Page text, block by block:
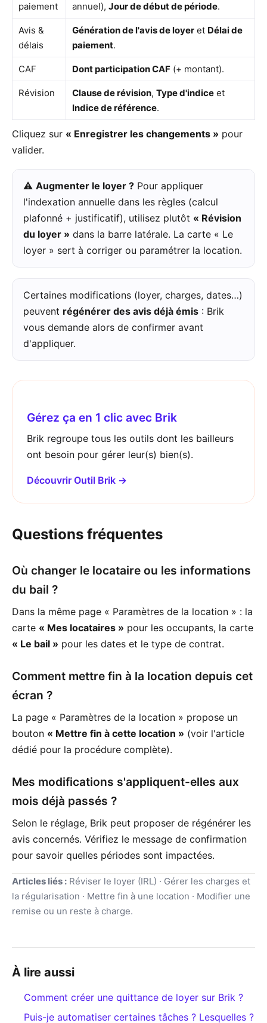
paiement
annuel), Jour de début de période.
Avis &
délais
Génération de l'avis de loyer et Délai de
paiement.
CAF Dont participation CAF (+ montant).
Révision Clause de révision, Type d'indice et
Indice de référence.
Cliquez sur « Enregistrer les changements » pour
valider.
⚠️ Augmenter le loyer ? Pour appliquer
l'indexation annuelle dans les règles (calcul
plafonné + justificatif), utilisez plutôt « Révision
du loyer » dans la barre latérale. La carte « Le
loyer » sert à corriger ou paramétrer la location.
Certaines modifications (loyer, charges, dates…)
peuvent régénérer des avis déjà émis : Brik
vous demande alors de confirmer avant
d'appliquer.
Gérez ça en 1 clic avec Brik
Brik regroupe tous les outils dont les bailleurs
ont besoin pour gérer leur(s) bien(s).
Découvrir Outil Brik →
Questions fréquentes
Où changer le locataire ou les informations
du bail ?
Dans la même page « Paramètres de la location » : la
carte « Mes locataires » pour les occupants, la carte
« Le bail » pour les dates et le type de contrat.
Comment mettre fin à la location depuis cet
écran ?
La page « Paramètres de la location » propose un
bouton « Mettre fin à cette location » (voir l'article
dédié pour la procédure complète).
Mes modifications s'appliquent-elles aux
mois déjà passés ?
Selon le réglage, Brik peut proposer de régénérer les
avis concernés. Vérifiez le message de confirmation
pour savoir quelles périodes sont impactées.
Articles liés : Réviser le loyer (IRL) · Gérer les charges et
la régularisation · Mettre fin à une location · Modifier une
remise ou un reste à charge.
À lire aussi
Comment créer une quittance de loyer sur Brik ?
Puis-je automatiser certaines tâches ? Lesquelles ?